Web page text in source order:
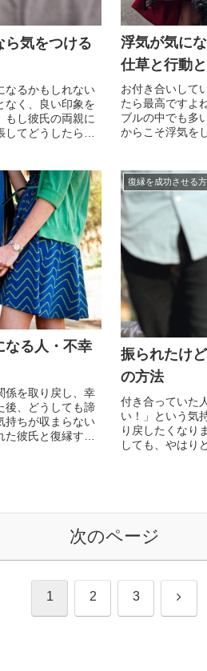
ら気をつける
なるかもしれない
なく、良い印象を
もし彼氏の両親に
てどうしたら良
浮気が気に
仕草と行動
お付き合いして
たら最高ですよ
ブルの中でも多
からこそ浮気を
いるかど...
なる人・不幸
係を取り戻し、幸
後、どうしても諦
持ちが収まらない
彼氏と復縁する
復縁を成功させる
振られたけ
の方法
付き合っていた
い！」という気
り戻したくなり
しても、やはり
次のページ
1 2 3 次